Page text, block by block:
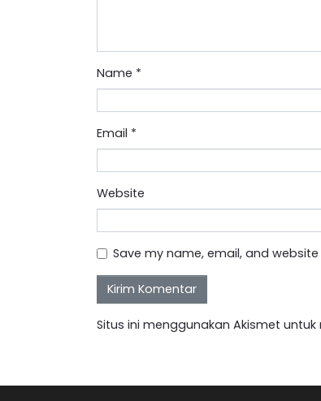
Name *
Email *
Website
Save my name, email, and
Situs ini menggunakan Akismet